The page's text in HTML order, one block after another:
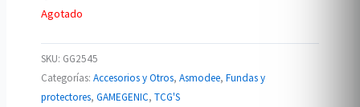
Agotado
SKU: GG2545
Categorías:Accesorios y Otros,Asmodee,Fundas y
protectores,GAMEGENIC,TCG'S